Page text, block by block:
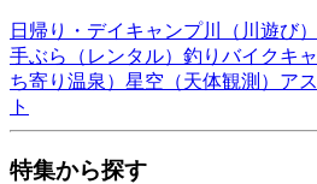
日帰り・デイキャンプ川（川遊び）
手ぶら（レンタル） 釣り バイクキ
ち寄り温泉） 星空（天体観測） ア
ト
特集から探す